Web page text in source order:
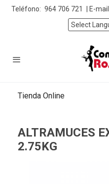
Teléfono: 964 706 721 | E-mail
Select
Tienda Online
ALTRAMUCES
2.75KG